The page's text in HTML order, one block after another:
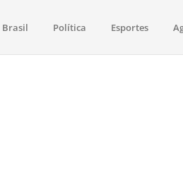
saúde, esportes, economia e os
Brasil Política Esportes